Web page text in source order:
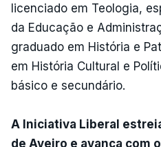
licenciado em Teologia,
da Educação e
graduado em História e
em História Cultural e
básico e secundário.
A Iniciativa Liberal
de Aveiro e avança com